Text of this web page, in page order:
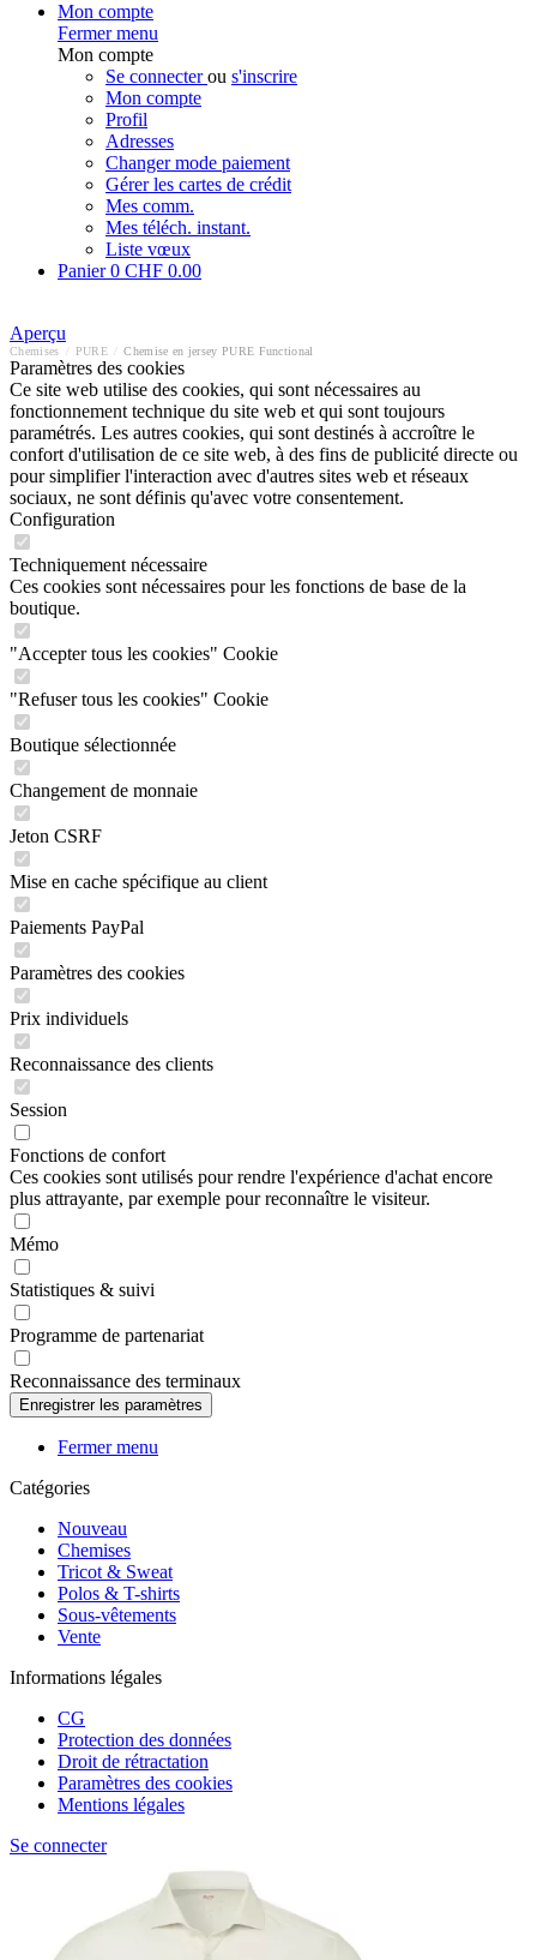
Mon compte
Fermer menu
Mon compte
Se connecterou s'inscrire
Mon compte
Profil
Adresses
Changer mode paiement
Gérer les cartes de crédit
Mes comm.
Mes téléch. instant.
Liste vœux
Panier0 CHF 0.00
Aperçu
Chemises PURE Chemise en jersey PURE Functional
Paramètres des cookies
Ce site web utilise des cookies, qui sont nécessaires au
fonctionnement technique du site web et qui sont toujours
paramétrés. Les autres cookies, qui sont destinés à accroître le
confort d'utilisation de ce site web, à des fins de publicité directe ou
pour simplifier l'interaction avec d'autres sites web et réseaux
sociaux, ne sont définis qu'avec votre consentement.
Configuration
Techniquement nécessaire
Ces cookies sont nécessaires pour les fonctions de base de la
boutique.
"Accepter tous les cookies" Cookie
"Refuser tous les cookies" Cookie
Boutique sélectionnée
Changement de monnaie
Jeton CSRF
Mise en cache spécifique au client
Paiements PayPal
Paramètres des cookies
Prix individuels
Reconnaissance des clients
Session
Fonctions de confort
Ces cookies sont utilisés pour rendre l'expérience d'achat encore
plus attrayante, par exemple pour reconnaître le visiteur.
Mémo
Statistiques & suivi
Programme de partenariat
Reconnaissance des terminaux
Fermer menu
Catégories
Nouveau
Chemises
Tricot & Sweat
Polos & T-shirts
Sous-vêtements
Vente
Informations légales
CG
Protection des données
Droit de rétractation
Paramètres des cookies
Mentions légales
Se connecter